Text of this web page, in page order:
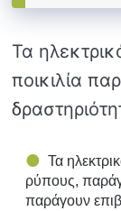
Τα
ποικιλία
Τα
ρύπους,
παράγουν